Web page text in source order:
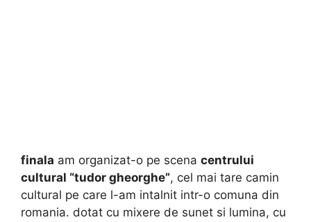
finala am organizat-o pe scena centrului
cultural “tudor gheorghe”, cel mai tare camin
cultural pe care l-am intalnit intr-o comuna din
romania. dotat cu mixere de sunet si lumina, cu